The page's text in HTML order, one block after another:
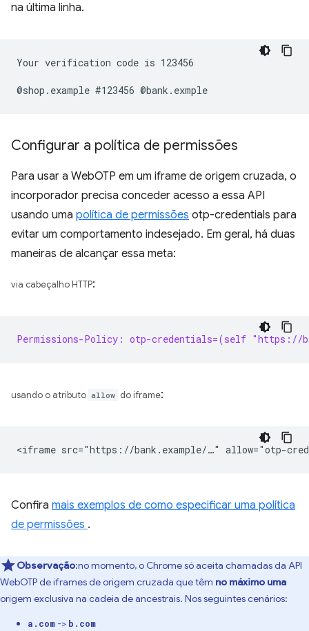
na última linha.
Your verification code is 123456
Configurar a política de permissões
Para usar a WebOTP em um iframe de origem cruzada, o
incorporador precisa conceder acesso a essa API
usando uma política de permissões otp-credentials para
evitar um comportamento indesejado. Em geral, há duas
maneiras de alcançar essa meta:
via cabeçalho HTTP:
Permissions-Policy: otp-credentials=(self "https://
usando o atributo allow do iframe:
Confira mais exemplos de como especificar uma política
de permissões .
Observação:no momento, o Chrome só aceita chamadas da API
WebOTP de iframes de origem cruzada que têm no máximo uma
origem exclusiva na cadeia de ancestrais. Nos seguintes cenários:
a.com-> b.com